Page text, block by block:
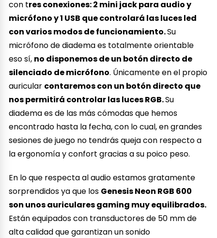
con tres conexiones: 2 mini jack para audio y
micrófono y 1 USB que controlará las luces led
con varios modos de funcionamiento.Su
micrófono de diadema es totalmente orientable
eso sí, no disponemos de un botón directo de
silenciado de micrófono. Únicamente en el propio
auricular contaremos con un botón directo que
nos permitirá controlar las luces RGB.Su
diadema es de las más cómodas que hemos
encontrado hasta la fecha, con lo cual, en grandes
sesiones de juego no tendrás queja con respecto a
la ergonomía y confort gracias a su poico peso.
En lo que respecta al audio estamos gratamente
sorprendidos ya que los Genesis Neon RGB 600
son unos auriculares gaming muy equilibrados.
Están equipados con transductores de 50 mm de
alta calidad que garantizan un sonido